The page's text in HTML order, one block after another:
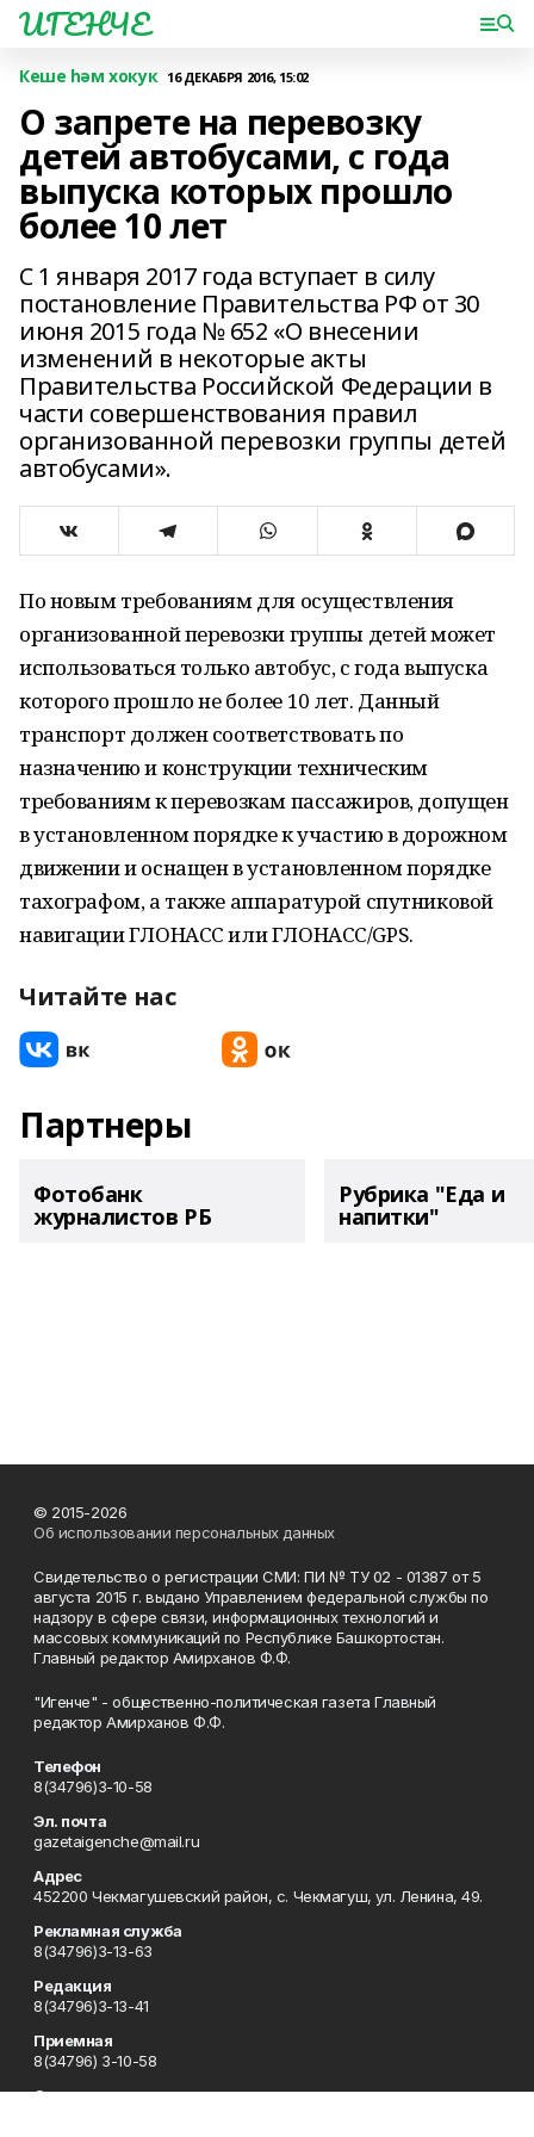
ИГЕНЧЕ
Кеше һәм хокук 16 ДЕКАБРЯ 2016, 15:02
О запрете на перевозку
детей автобусами, с года
выпуска которых прошло
более 10 лет
С 1 января 2017 года вступает в силу
постановление Правительства РФ от 30
июня 2015 года № 652 «О внесении
изменений в некоторые акты
Правительства Российской Федерации в
части совершенствования правил
организованной перевозки группы детей
автобусами».
По новым требованиям для осуществления
организованной перевозки группы детей может
использоваться только автобус, с года выпуска
которого прошло не более 10 лет. Данный
транспорт должен соответствовать по
назначению и конструкции техническим
требованиям к перевозкам пассажиров, допущен
в установленном порядке к участию в дорожном
движении и оснащен в установленном порядке
тахографом, а также аппаратурой спутниковой
навигации ГЛОНАСС или ГЛОНАСС/GPS.
Читайте нас
Партнеры
Фотобанк
журналистов РБ
Рубрика "Еда и
напитки"
© 2015-2026
Об использовании персональных данных
Свидетельство о регистрации СМИ: ПИ № ТУ 02 - 01387 от 5
августа 2015 г. выдано Управлением федеральной службы по
надзору в сфере связи, информационных технологий и
массовых коммуникаций по Республике Башкортостан.
Главный редактор Амирханов Ф.Ф.
"Игенче" - общественно-политическая газета Главный
редактор Амирханов Ф.Ф.
Телефон
8(34796)3-10-58
Эл. почта
gazetaigenche@mail.ru
Адрес
452200 Чекмагушевский район, с. Чекмагуш, ул. Ленина, 49.
Рекламная служба
8(34796)3-13-63
Редакция
8(34796)3-13-41
Приемная
8(34796) 3-10-58
Сотрудничество